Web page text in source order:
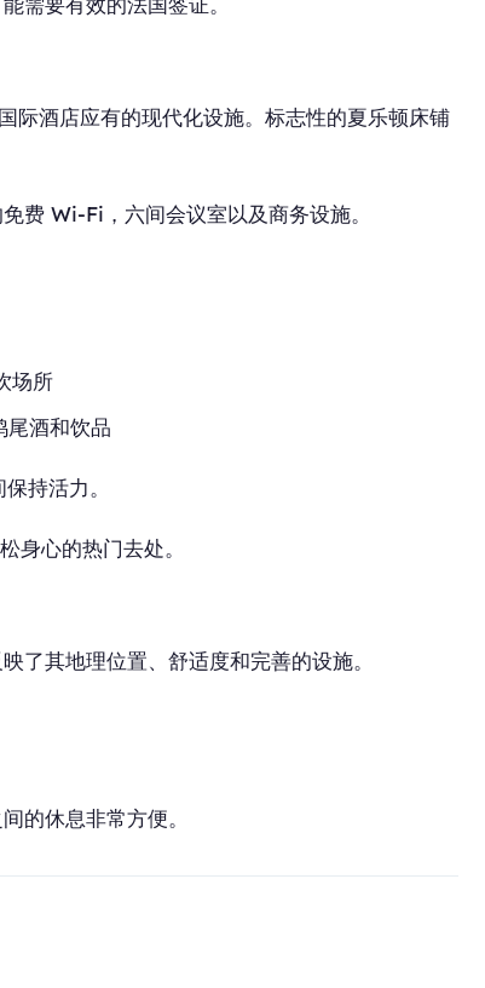
际酒店应有的现代化设施。标志性的夏乐顿床铺
费 Wi-Fi，六间会议室以及商务设施。
场所
尾酒和饮品
持活力。
心的热门去处。
了其地理位置、舒适度和完善的设施。
的休息非常方便。